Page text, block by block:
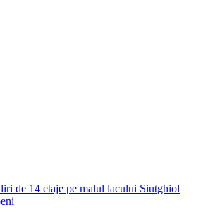
de 14 etaje pe malul lacului Siutghiol